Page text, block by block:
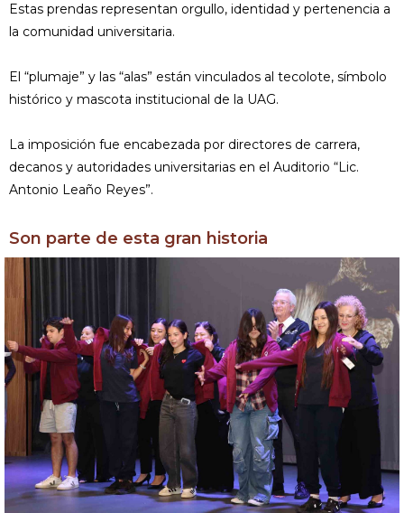
Estas prendas representan orgullo, identidad y pertenencia a
la comunidad universitaria.
El “plumaje” y las “alas” están vinculados al tecolote, símbolo
histórico y mascota institucional de la UAG.
La imposición fue encabezada por directores de carrera,
decanos y autoridades universitarias en el Auditorio “Lic.
Antonio Leaño Reyes”.
Son parte de esta gran historia